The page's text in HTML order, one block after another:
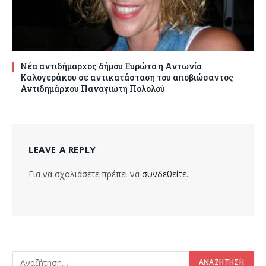
Νέα αντιδήμαρχος δήμου Ευρώτα η Αντωνία
Καλογεράκου σε αντικατάσταση του αποβιώσαντος
Αντιδημάρχου Παναγιώτη Πολολού
LEAVE A REPLY
Για να σχολιάσετε πρέπει να συνδεθείτε.